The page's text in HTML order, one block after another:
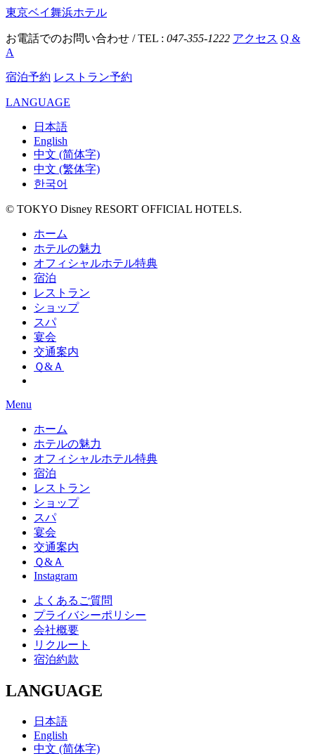
東京ベイ舞浜ホテル
お電話でのお問い合わせ / TEL : 047-355-1222 アクセス Q &
A
宿泊予約 レストラン予約
LANGUAGE
日本語
English
中文 (简体字)
中文 (繁体字)
한국어
© TOKYO Disney RESORT OFFICIAL HOTELS.
ホーム
ホテルの魅力
オフィシャルホテル特典
宿泊
レストラン
ショップ
スパ
宴会
交通案内
Ｑ&Ａ
Menu
ホーム
ホテルの魅力
オフィシャルホテル特典
宿泊
レストラン
ショップ
スパ
宴会
交通案内
Ｑ&Ａ
Instagram
よくあるご質問
プライバシーポリシー
会社概要
リクルート
宿泊約款
LANGUAGE
日本語
English
中文 (简体字)